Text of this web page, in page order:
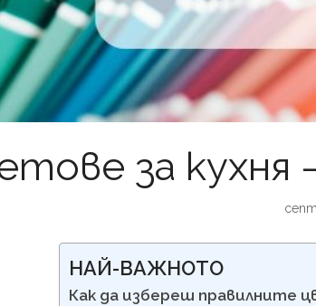
за кухня
НАЙ-ВАЖНОТО
Как да избереш правилните